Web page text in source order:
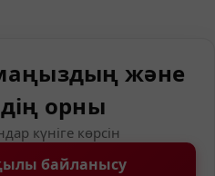
және
орны
күніге көрсін
байланысу